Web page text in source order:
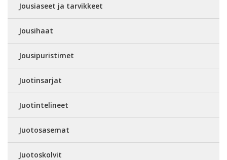
Jousiaseet ja tarvikkeet
Jousihaat
Jousipuristimet
Juotinsarjat
Juotintelineet
Juotosasemat
Juotoskolvit